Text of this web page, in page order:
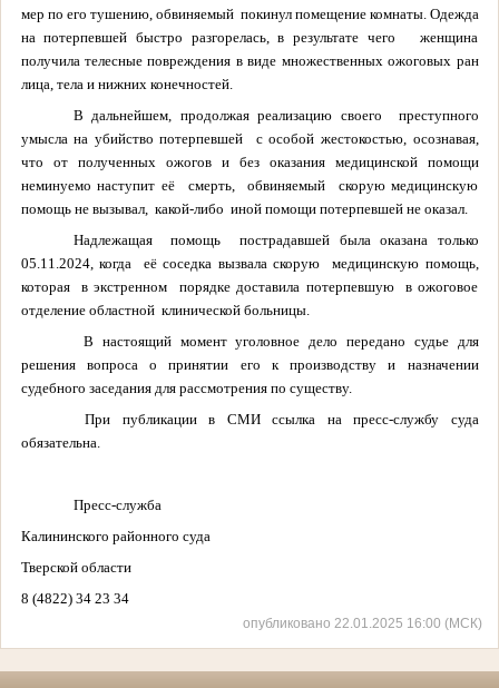
мер по его тушению, обвиняемый покинул помещение комнаты. Одежда
на потерпевшей быстро разгорелась, в результате чего женщина
получила телесные повреждения в виде множественных ожоговых ран
лица, тела и нижних конечностей.
В дальнейшем, продолжая реализацию своего преступного
умысла на убийство потерпевшей с особой жестокостью, осознавая,
что от полученных ожогов и без оказания медицинской помощи
неминуемо наступит её смерть, обвиняемый скорую медицинскую
помощь не вызывал, какой-либо иной помощи потерпевшей не оказал.
Надлежащая помощь пострадавшей была оказана только
05.11.2024, когда её соседка вызвала скорую медицинскую помощь,
которая в экстренном порядке доставила потерпевшую в ожоговое
отделение областной клинической больницы.
В настоящий момент уголовное дело передано судье для
решения вопроса о принятии его к производству и назначении
судебного заседания для рассмотрения по существу.
При публикации в СМИ ссылка на пресс-службу суда
обязательна.
Пресс-служба
Калининского районного суда
Тверской области
8 (4822) 34 23 34
опубликовано 22.01.2025 16:00 (МСК)